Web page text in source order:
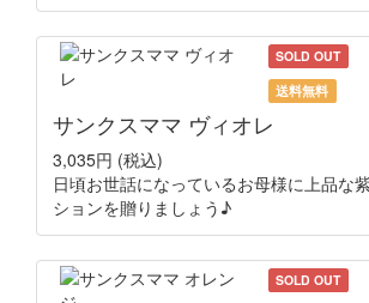
SOLD OUT
送料無料
サンクスママ ヴィオレ
3,035円 (税込)
日頃お世話になっているお母様に上品な
ションを贈りましょう♪
SOLD OUT